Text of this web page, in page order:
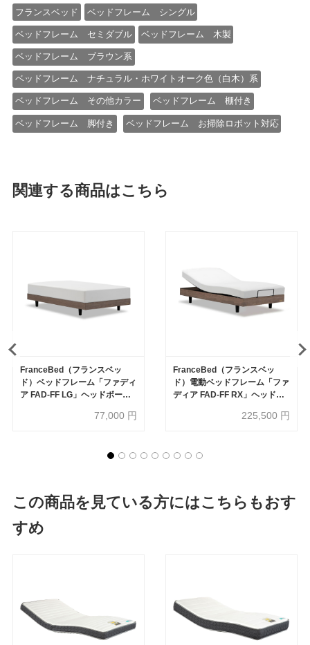
フランスベッド ベッドフレーム シングル
ベッドフレーム セミダブル ベッドフレーム 木製
ベッドフレーム ブラウン系
ベッドフレーム ナチュラル・ホワイトオーク色（白木）系
ベッドフレーム その他カラー ベッドフレーム 棚付き
ベッドフレーム 脚付き ベッドフレーム お掃除ロボット対応
関連する商品はこちら
FranceBed（フランスベッ
ド）ベッドフレーム「ファディ
ア FAD-FF LG」ヘッドボード
77,000 円
FranceBed（フランスベッ
ド）電動ベッドフレーム「ファ
ディア FAD-FF RX」ヘッドボ
225,500 円
この商品を見ている方にはこちらもおす
すめ